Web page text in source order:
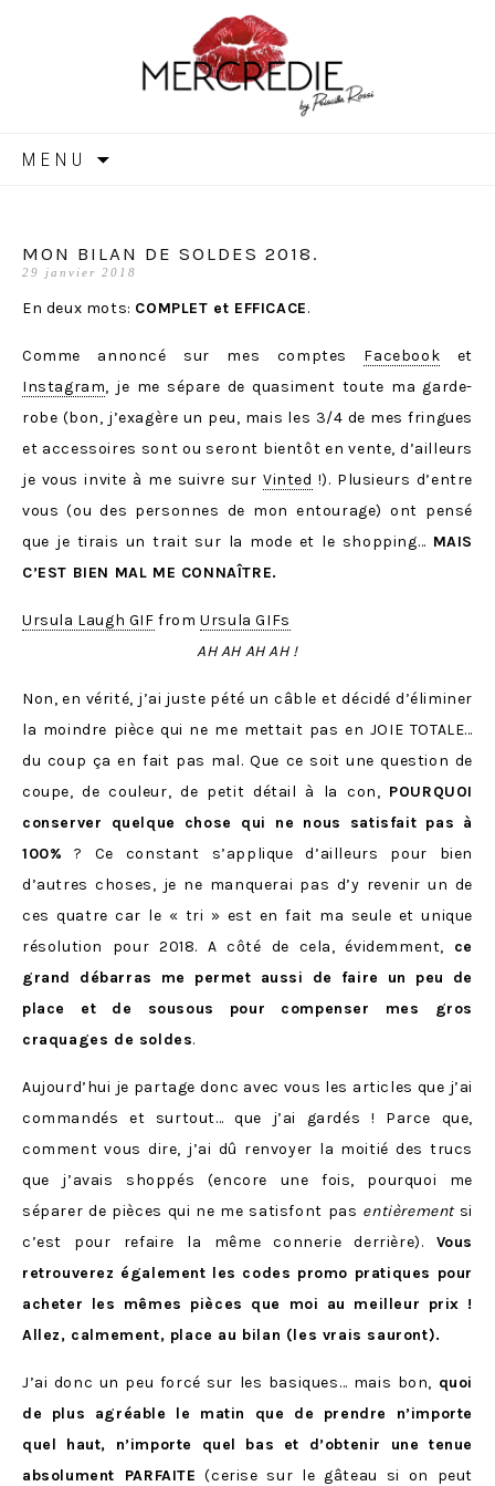
MERCREDIE
MENU
MON BILAN DE SOLDES 2018.
29 janvier 2018
En deux mots: COMPLET et EFFICACE.
Comme annoncé sur mes comptes Facebook et
Instagram, je me sépare de quasiment toute ma garde-
robe (bon, j’exagère un peu, mais les 3/4 de mes fringues
et accessoires sont ou seront bientôt en vente, d’ailleurs
je vous invite à me suivre sur Vinted !). Plusieurs d’entre
vous (ou des personnes de mon entourage) ont pensé
que je tirais un trait sur la mode et le shopping… MAIS
C’EST BIEN MAL ME CONNAÎTRE.
Ursula Laugh GIF fromUrsula GIFs
AH AH AH AH !
Non, en vérité, j’ai juste pété un câble et décidé d’éliminer
la moindre pièce qui ne me mettait pas en JOIE TOTALE…
du coup ça en fait pas mal. Que ce soit une question de
coupe, de couleur, de petit détail à la con, POURQUOI
conserver quelque chose qui ne nous satisfait pas à
100% ? Ce constant s’applique d’ailleurs pour bien
d’autres choses, je ne manquerai pas d’y revenir un de
ces quatre car le « tri » est en fait ma seule et unique
résolution pour 2018. A côté de cela, évidemment, ce
grand débarras me permet aussi de faire un peu de
place et de sousous pour compenser mes gros
craquages de soldes.
Aujourd’hui je partage donc avec vous les articles que j’ai
commandés et surtout… que j’ai gardés ! Parce que,
comment vous dire, j’ai dû renvoyer la moitié des trucs
que j’avais shoppés (encore une fois, pourquoi me
séparer de pièces qui ne me satisfont pas entièrementsi
c’est pour refaire la même connerie derrière). Vous
retrouverez également les codes promo pratiques pour
acheter les mêmes pièces que moi au meilleur prix !
Allez, calmement, place au bilan (les vrais sauront).
J’ai donc un peu forcé sur les basiques… mais bon, quoi
de plus agréable le matin que de prendre n’importe
quel haut, n’importe quel bas et d’obtenir une tenue
absolument PARFAITE (cerise sur le gâteau si on peut